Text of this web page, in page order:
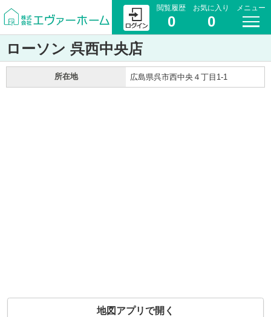
閲覧履歴
0
お気に入り
0
メニュー
ローソン 呉西中央店
所在地 広島県呉市西中央４丁目1-1
地図アプリで開く